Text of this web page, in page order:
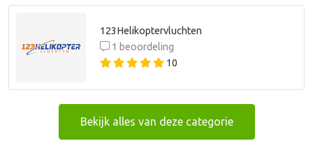
123Helikoptervluchten
1 beoordeling
10
Bekijk alles van deze categorie